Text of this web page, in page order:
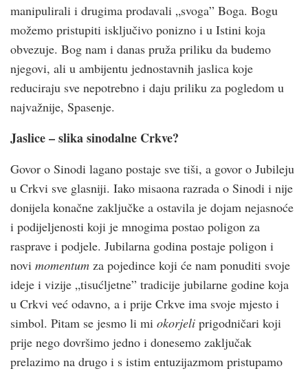
manipulirali i drugima prodavali „svoga” Boga. Bogu
možemo pristupiti isključivo ponizno i u Istini koja
obvezuje. Bog nam i danas pruža priliku da budemo
njegovi, ali u ambijentu jednostavnih jaslica koje
reduciraju sve nepotrebno i daju priliku za pogledom u
najvažnije, Spasenje.
Jaslice – slika sinodalne Crkve?
Govor o Sinodi lagano postaje sve tiši, a govor o Jubileju
u Crkvi sve glasniji. Iako misaona razrada o Sinodi i nije
donijela konačne zaključke a ostavila je dojam nejasnoće
i podijeljenosti koji je mnogima postao poligon za
rasprave i podjele. Jubilarna godina postaje poligon i
novi momentum za pojedince koji će nam ponuditi svoje
ideje i vizije „tisućljetne” tradicije jubilarne godine koja
u Crkvi već odavno, a i prije Crkve ima svoje mjesto i
simbol. Pitam se jesmo li mi okorjeli prigodničari koji
prije nego dovršimo jedno i donesemo zaključak
prelazimo na drugo i s istim entuzijazmom pristupamo